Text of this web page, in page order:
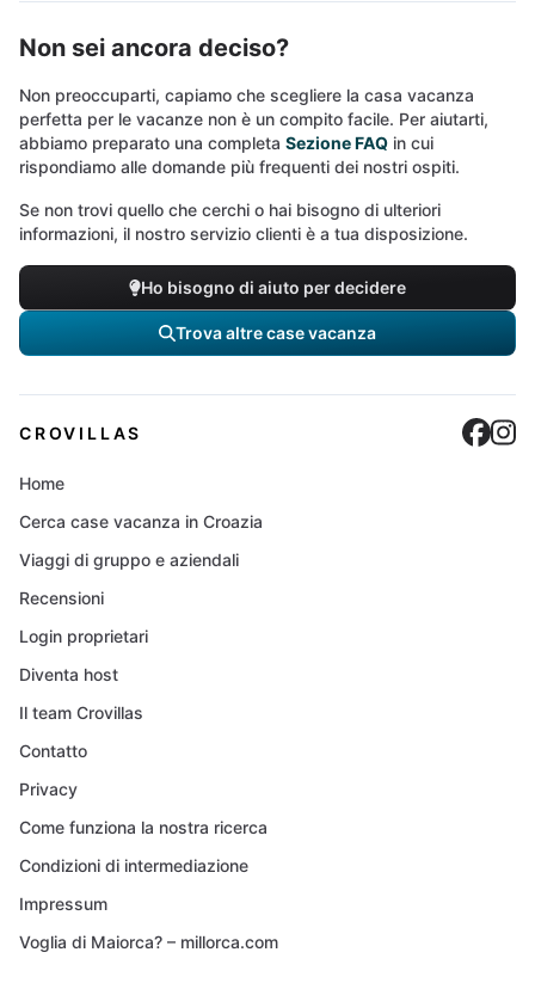
Non sei ancora deciso?
Non preoccuparti, capiamo che scegliere la casa vacanza
perfetta per le vacanze non è un compito facile. Per aiutarti,
abbiamo preparato una completa Sezione FAQ in cui
rispondiamo alle domande più frequenti dei nostri ospiti.
Se non trovi quello che cerchi o hai bisogno di ulteriori
informazioni, il nostro servizio clienti è a tua disposizione.
Ho bisogno di aiuto per decidere
Trova altre case vacanza
CROVILLAS
Home
Cerca case vacanza in Croazia
Viaggi di gruppo e aziendali
Recensioni
Login proprietari
Diventa host
Il team Crovillas
Contatto
Privacy
Come funziona la nostra ricerca
Condizioni di intermediazione
Impressum
Voglia di Maiorca? – millorca.com